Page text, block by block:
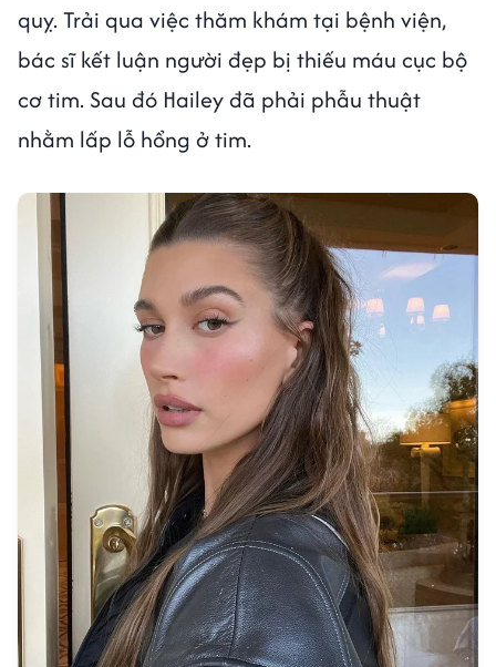
quỵ. Trải qua việc thăm khám tại bệnh viện,
bác sĩ kết luận người đẹp bị thiếu máu cục bộ
cơ tim. Sau đó Hailey đã phải phẫu thuật
nhằm lấp lỗ hổng ở tim.